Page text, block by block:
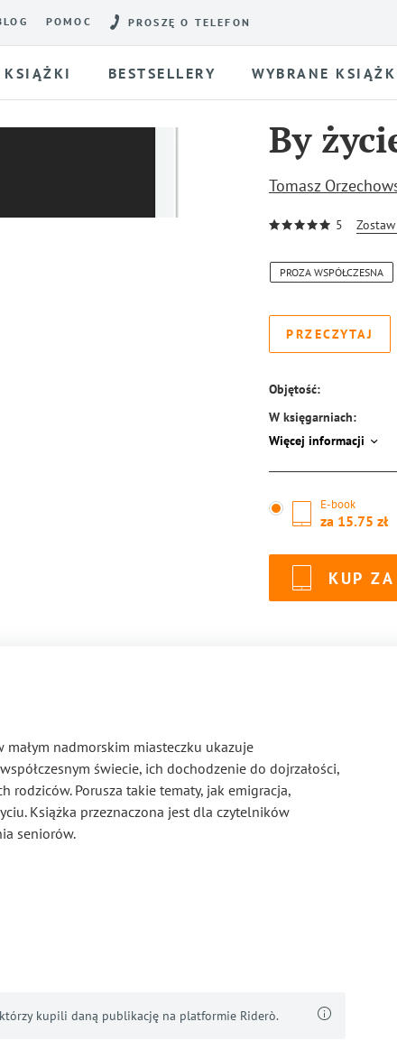
POMOC PROSZĘ O TELEFON
KSIĄŻKI BESTSELLERY WYBRANE
By
Tomasz
5
PROZA WSPÓŁCZESNA
PRZECZYTAJ
Objętość:
W księgarniach:
ISBN:
Więcej informacji
E-book
za 15.75
KUP ZA
nadmorskim miasteczku ukazuje
świecie, ich dochodzenie do dojrzałości,
rodziców. Porusza takie tematy, jak emigracja,
Książka przeznaczona jest dla czytelników
seniorów.
kupili daną publikację na platformie Riderò.